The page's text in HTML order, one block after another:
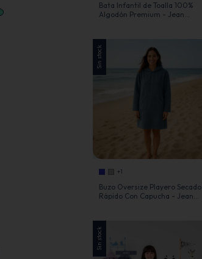
Bata Infantil de Toalla 100%
Algodón Premium - Jean
Sin stock
+1
Buzo Oversize Playero Secado
Rápido Con Capucha - Jean
Sin stock